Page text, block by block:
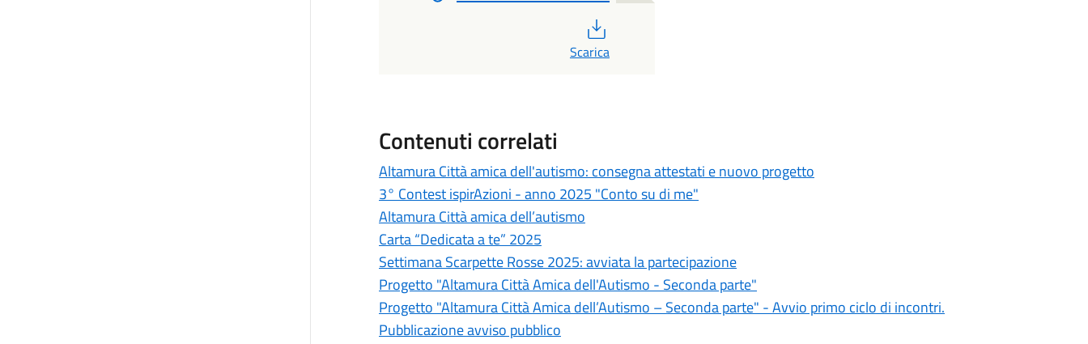
Scarica
Contenuti correlati
Altamura Città amica dell'autismo: consegna attestati e nuovo progetto
3° Contest ispirAzioni - anno 2025 "Conto su di me"
Altamura Città amica dell’autismo
Carta “Dedicata a te” 2025
Settimana Scarpette Rosse 2025: avviata la partecipazione
Progetto "Altamura Città Amica dell'Autismo - Seconda parte"
Progetto "Altamura Città Amica dell’Autismo – Seconda parte" - Avvio primo ciclo di incontri.
Pubblicazione avviso pubblico